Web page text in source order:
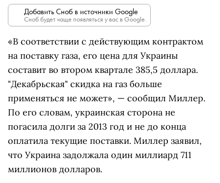
Добавить Сноб в источники Google
Сноб будет чаще появляться у вас в Google.
«В соответствии с действующим контрактом
на поставку газа, его цена для Украины
составит во втором квартале 385,5 доллара.
"Декабрьская" скидка на газ больше
применяться не может», — сообщил Миллер.
По его словам, украинская сторона не
погасила долги за 2013 год и не до конца
оплатила текущие поставки. Миллер заявил,
что Украина задолжала один миллиард 711
миллионов долларов.